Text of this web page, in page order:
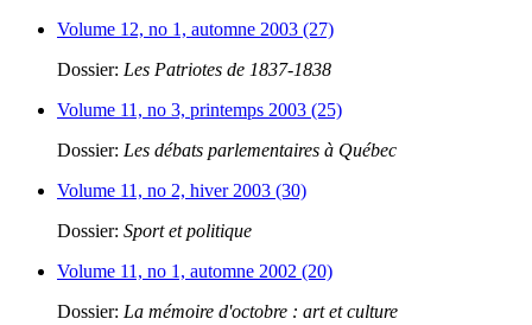
Volume 12, no 1, automne 2003 (27)
Dossier: Les Patriotes de 1837-1838
Volume 11, no 3, printemps 2003 (25)
Dossier: Les débats parlementaires à Québec
Volume 11, no 2, hiver 2003 (30)
Dossier: Sport et politique
Volume 11, no 1, automne 2002 (20)
Dossier: La mémoire d'octobre : art et culture